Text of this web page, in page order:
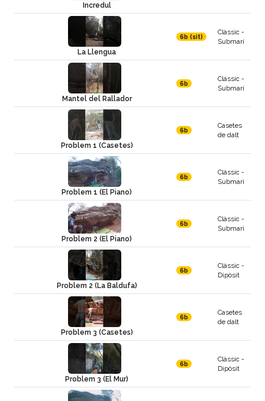
Incredul
La Llengua
6b (sit)
Clàssic -
Submarí
Mantel del Rallador
6b
Clàssic -
Submarí
Problem 1 (Casetes)
6b
Casetes
de dalt
Problem 1 (El Piano)
6b
Clàssic -
Submarí
Problem 2 (El Piano)
6b
Clàssic -
Submarí
Problem 2 (La Baldufa)
6b
Clàssic -
Dipòsit
Problem 3 (Casetes)
6b
Casetes
de dalt
Problem 3 (El Mur)
6b
Clàssic -
Dipòsit